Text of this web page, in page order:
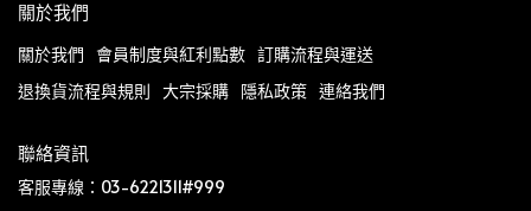
關於我們
關於我們 會員制度與紅利點數 訂購流程與運送
退換貨流程與規則 大宗採購 隱私政策 連絡我們
聯絡資訊
客服專線：03-6221311#999